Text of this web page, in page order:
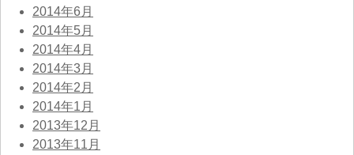
2014年6月
2014年5月
2014年4月
2014年3月
2014年2月
2014年1月
2013年12月
2013年11月